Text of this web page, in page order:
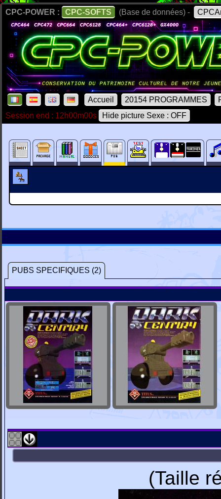
CPC-POWER : CPC-SOFTS (Base de données) -
Accueil 20154 PROGRAMMES
Session end : 12h00m00s
Hide picture Sexe : OFF
PUBS SPECIFIQUES (2)
(Taille